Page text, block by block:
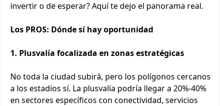
invertir o de esperar? Aquí te dejo el panorama real.
Los PROS: Dónde sí hay oportunidad
1. Plusvalía focalizada en zonas estratégicas
No toda la ciudad subirá, pero los polígonos cercanos
a los estadios sí. La plusvalía podría llegar a 20%-40%
en sectores específicos con conectividad, servicios